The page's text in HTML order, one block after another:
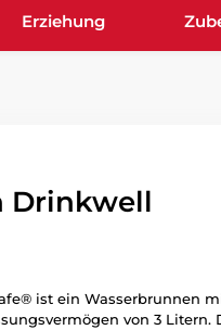
Erziehung
Drinkwell
ist ein Wasserbrunnen
von 3 Litern.